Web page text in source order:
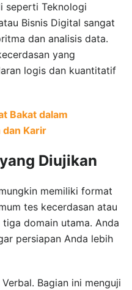
seperti Teknologi
Bisnis Digital sangat
dan analisis data.
yang
logis dan kuantitatif
Bakat dalam
dan Karir
Diujikan
memiliki format
tes kecerdasan atau
domain utama. Anda
persiapan Anda lebih
Bagian ini menguji